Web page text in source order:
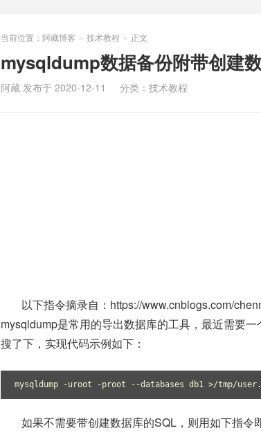
当前位置： 阿藏博客 > 技术教程 > 正文
mysqldump数据备份附带创建
阿藏 发布于 2020-12-11 分类： 技术教程
以下指令摘录自：https://www.cnblogs.com/
mysqldump是常用的导出数据库的工具，最近需要
搜了下，实现代码示例如下：
mysqldump -uroot -proot --databases db1 >/tmp/
如果不需要带创建数据库的SQL，则用如下指令